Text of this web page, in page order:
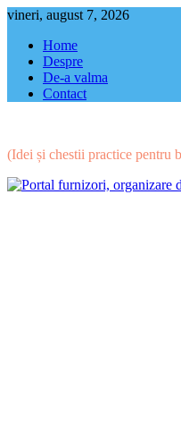
Skip
content
vineri, august 7, 2026
Home
Despre
De-a valma
Contact
(Idei și chestii practice pentru